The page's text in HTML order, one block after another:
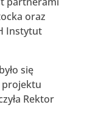
oraz
Instytut
się
projektu
Rektor